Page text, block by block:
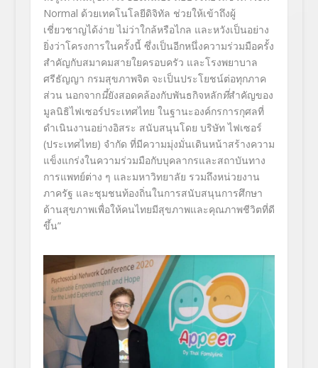
Normal ด้วยเทคโนโลยีดิจิทัล ช่วยให้เข้าถึงผู้
เชี่ยวชาญได้ง่าย ไม่ว่าใกล้หรือไกล และหวังเป็นอย่าง
ยิ่งว่าโครงการในครั้งนี้ ซึ่งเป็นอีกหนึ่งความร่วมมือครั้ง
สำคัญกับสมาคมสายใยครอบครัว และโรงพยาบาล
ศรีธัญญา กรมสุขภาพจิต จะเป็นประโยชน์ต่อทุกภาค
ส่วน นอกจากนี้ยังสอดคล้องกับพันธกิจหลักที่สำคัญของ
มูลนิธิไฟเซอร์ประเทศไทย ในฐานะองค์กรการกุศลที่
ดำเนินงานอย่างอิสระ สนับสนุนโดย บริษัท ไฟเซอร์
(ประเทศไทย) จำกัด ที่มีความมุ่งมั่นเดินหน้าสร้างความ
แข็งแกร่งในความร่วมมือกับบุคลากรและสถาบันทาง
การแพทย์ต่าง ๆ และมหาวิทยาลัย รวมถึงหน่วยงาน
ภาครัฐ และชุมชนท้องถิ่นในการสนับสนุนการศึกษา
ด้านสุขภาพเพื่อให้คนไทยมีสุขภาพและคุณภาพชีวิตที่ดี
ขึ้น”